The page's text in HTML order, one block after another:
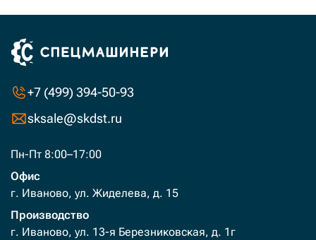
+7 (499) 394-50-93
sksale@skdst.ru
Пн-Пт 8:00–17:00
Офис
г. Иваново, ул. Жиделева, д. 15
Производство
г. Иваново, ул. 13-я Березниковская, д. 1г